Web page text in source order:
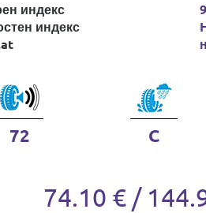
индекс
индекс
72 C
74.10 € /